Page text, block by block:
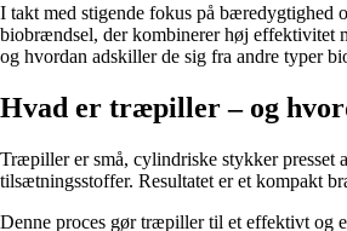
I takt med stigende fokus på bæredygtighed
biobrændsel, der kombinerer høj effektivitet
og hvordan adskiller de sig fra andre typer
Hvad er træpiller – og
Træpiller er små, cylindriske stykker presset
tilsætningsstoffer. Resultatet er et kompakt
Denne proces gør træpiller til et effektivt og